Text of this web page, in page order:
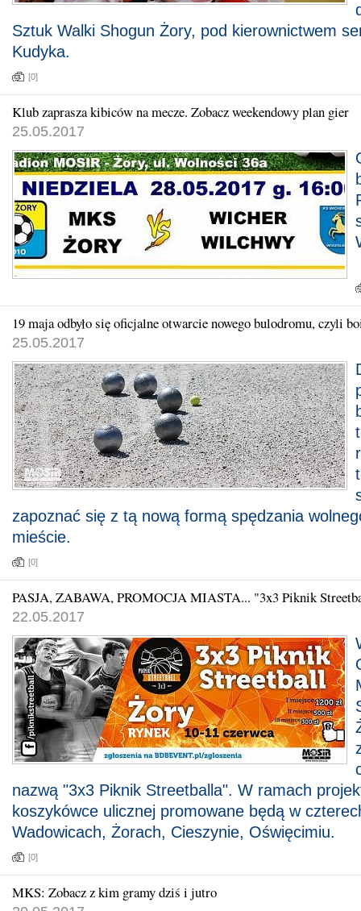
Sztuk Walki Shogun Żory, pod kierownictwem
Kudyka.
[0]
Klub zaprasza kibiców na mecze. Zobacz weekendowy plan gier
25.05.2017
19 maja odbyło się oficjalne otwarcie nowego bulodromu, czyli
25.05.2017
zapoznać się z tą nową formą spędzania
mieście.
[0]
PASJA, ZABAWA, PROMOCJA MIASTA... "3x3 Piknik
22.05.2017
nazwą "3x3 Piknik Streetballa". W ramach
koszykówce ulicznej promowane będą w
Wadowicach, Żorach, Cieszynie, Oświęcimiu.
[0]
MKS: Zobacz z kim gramy dziś i jutro